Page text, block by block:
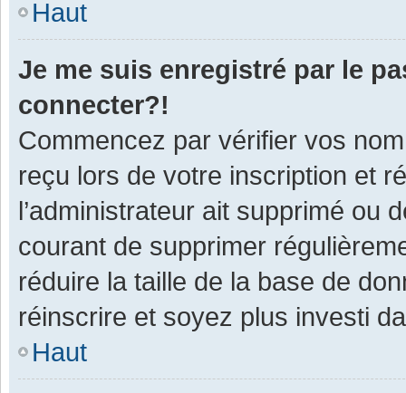
Haut
Je me suis enregistré par le
connecter?!
Commencez par vérifier vos
reçu lors de votre inscription et
l’administrateur ait supprimé ou
courant de supprimer
réduire la taille de la base de
réinscrire et soyez plus investi
Haut